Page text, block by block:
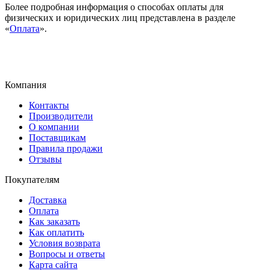
Более подробная информация о способах оплаты для
физических и юридических лиц представлена в разделе
«Оплата».
Компания
Контакты
Производители
О компании
Поставщикам
Правила продажи
Отзывы
Покупателям
Доставка
Оплата
Как заказать
Как оплатить
Условия возврата
Вопросы и ответы
Карта сайта